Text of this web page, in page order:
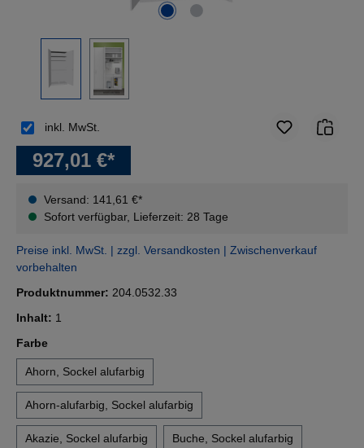
927,01 €*
Versand: 141,61 €*
Sofort verfügbar, Lieferzeit: 28 Tage
inkl. MwSt.
Preise inkl. MwSt. | zzgl. Versandkosten | Zwischenverkauf
vorbehalten
Produktnummer: 204.0532.33
Inhalt: 1
Farbeauswählen
Ahorn, Sockel alufarbig
Ahorn-alufarbig, Sockel alufarbig
Akazie, Sockel alufarbig Buche, Sockel alufarbig